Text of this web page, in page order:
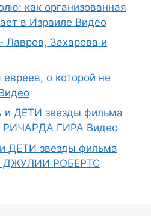
как организованная
в Израиле Видео
Лавров, Захарова и
о которой не
и ДЕТИ звезды фильма
РИЧАРДА ГИРА Видео
ДЕТИ звезды фильма
ДЖУЛИИ РОБЕРТС